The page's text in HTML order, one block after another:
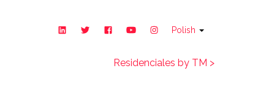
Polish
Residenciales by TM >